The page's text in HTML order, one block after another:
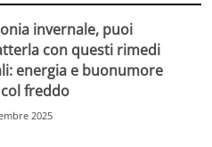
invernale, puoi
con questi rimedi
energia e buonumore
freddo
2025